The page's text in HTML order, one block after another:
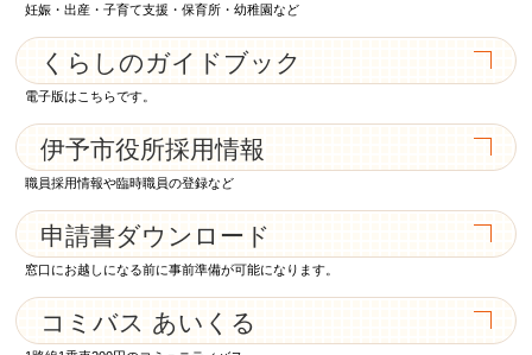
妊娠・出産・子育て支援・保育所・幼稚園など
くらしのガイドブック
電子版はこちらです。
伊予市役所採用情報
職員採用情報や臨時職員の登録など
申請書ダウンロード
窓口にお越しになる前に事前準備が可能になります。
コミバス あいくる